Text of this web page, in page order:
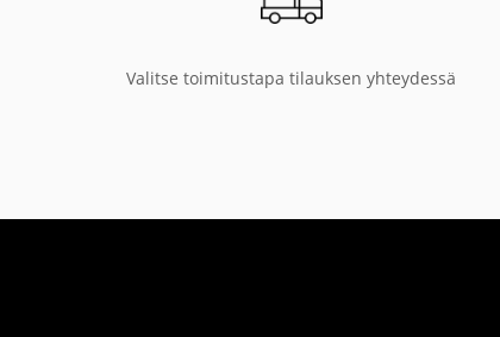
Valitse toimitustapa tilauksen yhteydessä